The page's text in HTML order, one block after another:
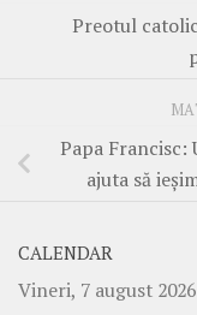
Preotul
Papa
ajuta să
CALENDAR
Vineri, 7 august 2026